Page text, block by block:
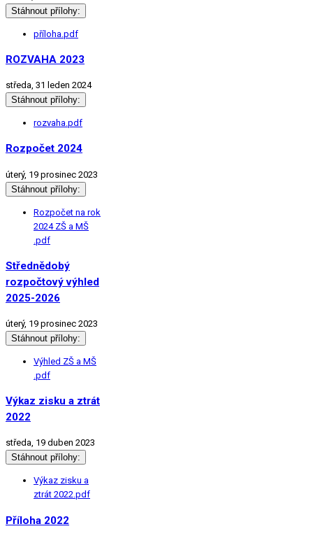
Stáhnout přílohy:
příloha.pdf
ROZVAHA 2023
středa, 31 leden 2024
Stáhnout přílohy:
rozvaha.pdf
Rozpočet 2024
úterý, 19 prosinec 2023
Stáhnout přílohy:
Rozpočet na rok
2024 ZŠ a MŠ
.pdf
Střednědobý
rozpočtový výhled
2025-2026
úterý, 19 prosinec 2023
Stáhnout přílohy:
Výhled ZŠ a MŠ
.pdf
Výkaz zisku a ztrát
2022
středa, 19 duben 2023
Stáhnout přílohy:
Výkaz zisku a
ztrát 2022.pdf
Příloha 2022